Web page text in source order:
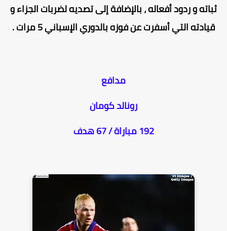
ثباته و ردود أفعاله ، بالإضافة إلى تصديه لضربات الجزاء و
قيادته التي أسفرت عن فوزه بالدوري الإسباني 5 مرات .
مدافع
رونالد كومان
192 مباراة / 67 هدف